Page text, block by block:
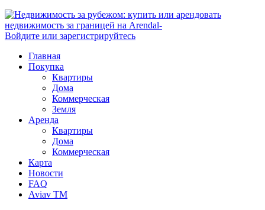
Войдите или зарегистрируйтесь
Главная
Покупка
Квартиры
Дома
Коммерческая
Земля
Аренда
Квартиры
Дома
Коммерческая
Карта
Новости
FAQ
Aviav TM